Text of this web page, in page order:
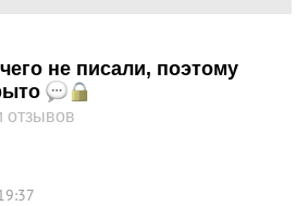
не писали, поэтому
отзывов